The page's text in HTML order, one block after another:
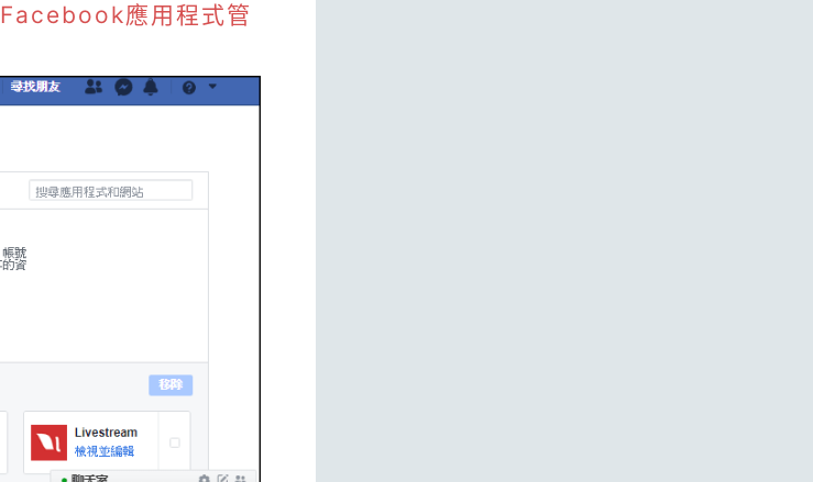
Facebook應用程式管